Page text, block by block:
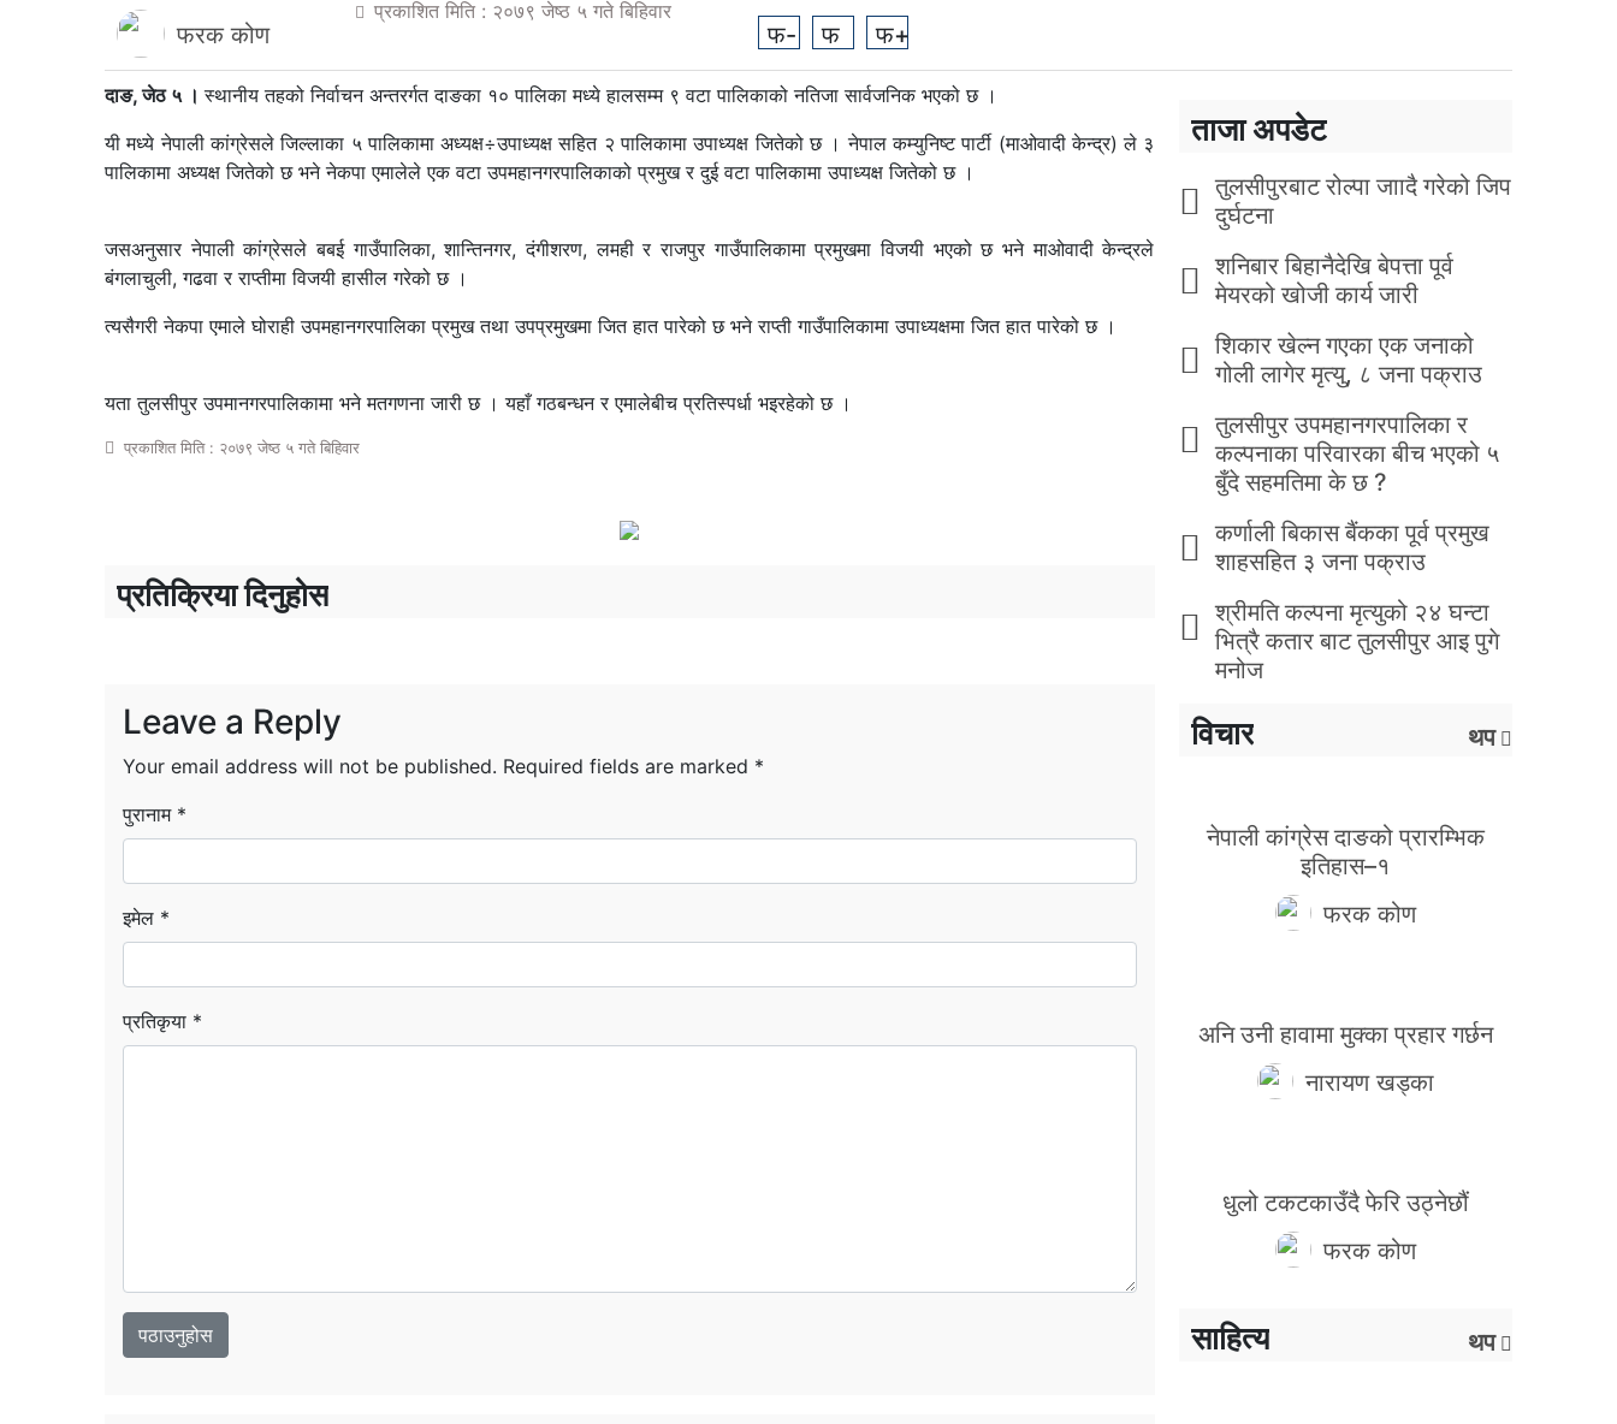
फरक कोण
प्रकाशित मिति : २०७९ जेष्ठ ५ गते बिहिवार
फ- फ फ+
दाङ, जेठ ५ ।स्थानीय तहको निर्वाचन अन्तरर्गत दाङका १० पालिका मध्ये हालसम्म ९ वटा पालिकाको नतिजा सार्वजनिक भएको छ ।
यी मध्ये नेपाली कांग्रेसले जिल्लाका ५ पालिकामा अध्यक्ष÷उपाध्यक्ष सहित २ पालिकामा उपाध्यक्ष जितेको छ । नेपाल कम्युनिष्ट पार्टी (माओवादी केन्द्र) ले ३
पालिकामा अध्यक्ष जितेको छ भने नेकपा एमालेले एक वटा उपमहानगरपालिकाको प्रमुख र दुई वटा पालिकामा उपाध्यक्ष जितेको छ ।
जसअनुसार नेपाली कांग्रेसले बबई गाउँपालिका, शान्तिनगर, दंगीशरण, लमही र राजपुर गाउँपालिकामा प्रमुखमा विजयी भएको छ भने माओवादी केन्द्रले
बंगलाचुली, गढवा र राप्तीमा विजयी हासील गरेको छ ।
त्यसैगरी नेकपा एमाले घोराही उपमहानगरपालिका प्रमुख तथा उपप्रमुखमा जित हात पारेको छ भने राप्ती गाउँपालिकामा उपाध्यक्षमा जित हात पारेको छ ।
यता तुलसीपुर उपमानगरपालिकामा भने मतगणना जारी छ । यहाँ गठबन्धन र एमालेबीच प्रतिस्पर्धा भइरहेको छ ।
प्रकाशित मिति : २०७९ जेष्ठ ५ गते बिहिवार
प्रतिक्रिया दिनुहोस
Leave a Reply
Your email address will not be published. Required fields are marked *
पुरानाम *
इमेल *
प्रतिकृया *
ताजा अपडेट
तुलसीपुरबाट रोल्पा जाादै गरेको जिप
दुर्घटना
शनिबार बिहानैदेखि बेपत्ता पूर्व
मेयरको खोजी कार्य जारी
शिकार खेल्न गएका एक जनाको
गोली लागेर मृत्यु, ८ जना पक्राउ
तुलसीपुर उपमहानगरपालिका र
कल्पनाका परिवारका बीच भएको ५
बुँदे सहमतिमा के छ ?
कर्णाली बिकास बैंकका पूर्व प्रमुख
शाहसहित ३ जना पक्राउ
श्रीमति कल्पना मृत्युको २४ घन्टा
भित्रै कतार बाट तुलसीपुर आइ पुगे
मनोज
विचार थप
नेपाली कांग्रेस दाङको प्रारम्भिक
इतिहास–१
फरक कोण
अनि उनी हावामा मुक्का प्रहार गर्छन
नारायण खड्का
धुलो टकटकाउँदै फेरि उठ्नेछौं
फरक कोण
साहित्य थप